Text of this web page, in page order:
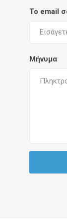
Το email
Μήνυμα